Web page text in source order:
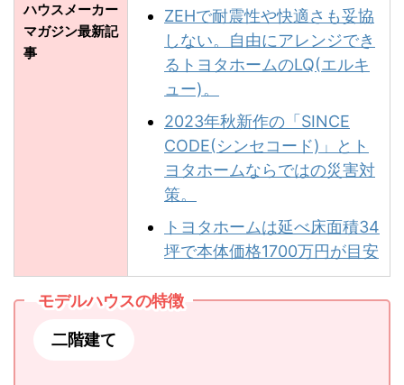
ハウスメーカー
マガジン最新記
事
ZEHで耐震性や快適さも妥協
しない。自由にアレンジでき
るトヨタホームのLQ(エルキ
ュー)。
2023年秋新作の「SINCE
CODE(シンセコード)」とト
ヨタホームならではの災害対
策。
トヨタホームは延べ床面積34
坪で本体価格1700万円が目安
モデルハウスの特徴
二階建て